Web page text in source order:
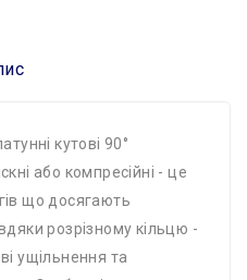
кутові 90°
або компресійні - це
що досягають
розрізному кільцю -
ущільнення та